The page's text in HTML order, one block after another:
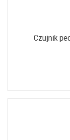
Czujnik